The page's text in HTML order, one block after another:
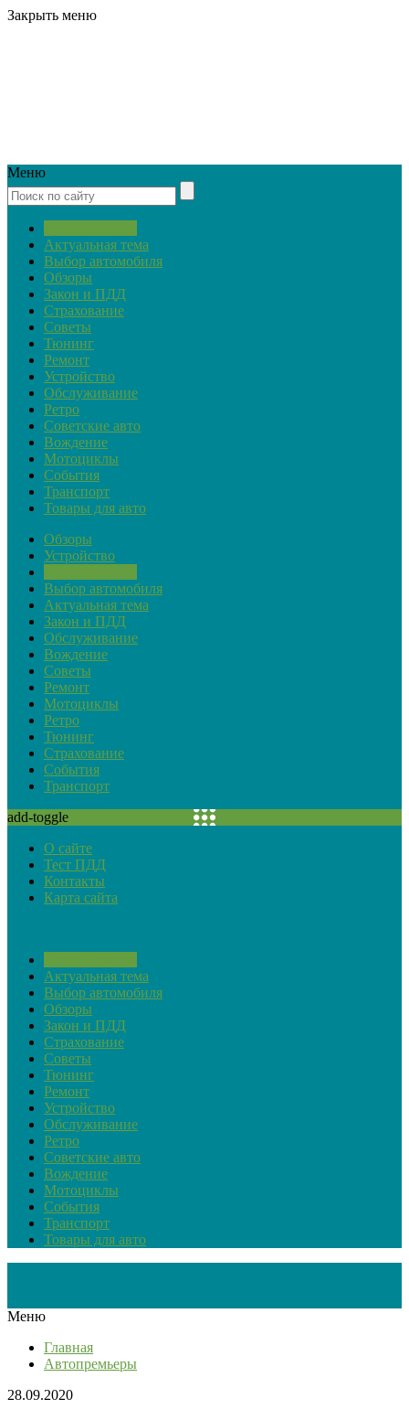
Закрыть меню
Меню
Актуальная тема
Выбор автомобиля
Обзоры
Закон и ПДД
Страхование
Советы
Тюнинг
Ремонт
Устройство
Обслуживание
Ретро
Советские авто
Вождение
Мотоциклы
События
Транспорт
Товары для авто
Обзоры
Устройство
Выбор автомобиля
Актуальная тема
Закон и ПДД
Обслуживание
Вождение
Советы
Ремонт
Мотоциклы
Ретро
Тюнинг
Страхование
События
Транспорт
add-toggle
О сайте
Тест ПДД
Контакты
Карта сайта
Актуальная тема
Выбор автомобиля
Обзоры
Закон и ПДД
Страхование
Советы
Тюнинг
Ремонт
Устройство
Обслуживание
Ретро
Советские авто
Вождение
Мотоциклы
События
Транспорт
Товары для авто
Меню
Главная
Автопремьеры
28.09.2020